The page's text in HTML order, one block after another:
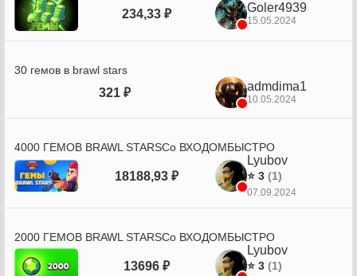
234,33 ₽ Goler4939
15.05.2024
30 гемов в brawl stars
321 ₽ admdima1
10.05.2024
4000 ГЕМОВ BRAWL STARSСо ВХОДОМБЫСТРО
18188,93 ₽
Lyubov
⭐ 3 (1)
07.09.2024
2000 ГЕМОВ BRAWL STARSСо ВХОДОМБЫСТРО
13696 ₽
Lyubov
⭐ 3 (1)